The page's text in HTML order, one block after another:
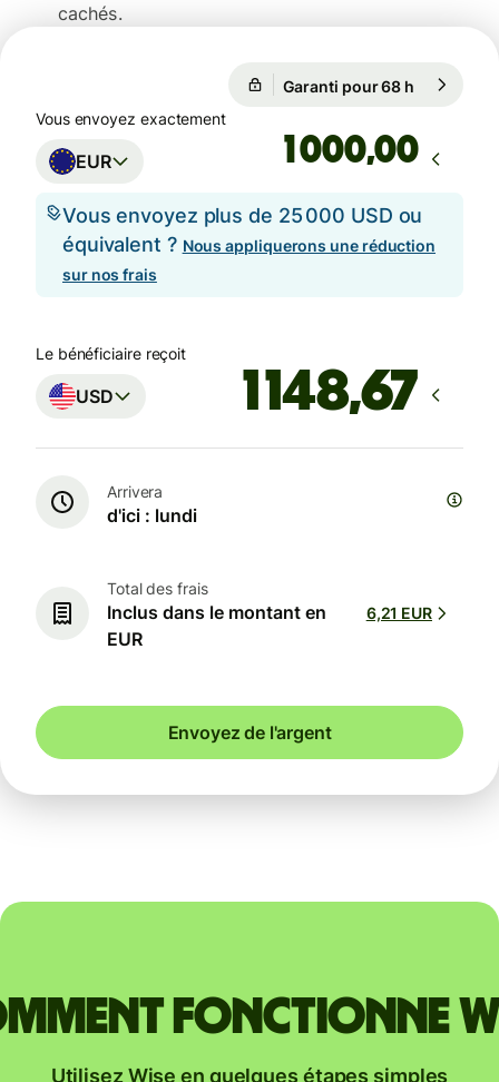
cachés.
Garanti pour 68 h
Vous envoyez exactement
EUR ,00
Vous envoyez plus de 25 000 USD ou
équivalent ? Nous appliquerons une réduction
sur nos frais
Le bénéficiaire reçoit
USD
Arrivera
d'ici : lundi
Total des frais
Inclus dans le montant en
EUR
6,21 EUR
Envoyez de l'argent
fonctionne
Utilisez Wise en quelques étapes simples